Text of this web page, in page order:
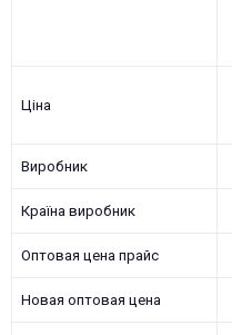
Ціна
Виробник
Країна виробник
Оптовая цена прайс
Новая оптовая цена